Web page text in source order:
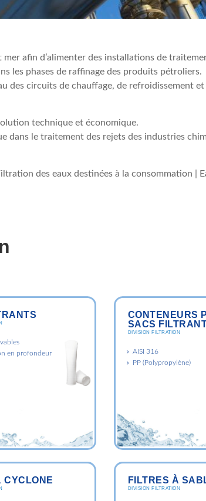
afin d’alimenter des installations de
les phases de raffinage des produits pétroliers.
des circuits de chauffage, de refroidissement
technique et économique.
dans le traitement des rejets des industries
des eaux destinées à la consommation |
en profondeur
CONTENEURS
SACS
DIVISION FILTRATION
AISI 316
PP (Polypropylène)
CYCLONE FILTRES À
DIVISION FILTRATION